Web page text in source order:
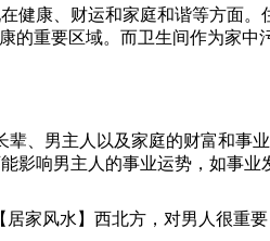
康、财运和家庭和谐等方面
重要区域。而卫生间作为家
、男主人以及家庭的财富和事
响男主人的事业运势，如事业